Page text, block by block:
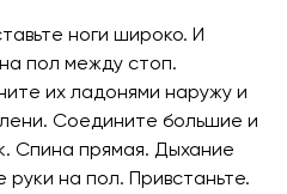
ноги широко. И
пол между стоп.
их ладонями наружу и
Соедините большие и
Спина прямая. Дыхание
на пол. Привстаньте.